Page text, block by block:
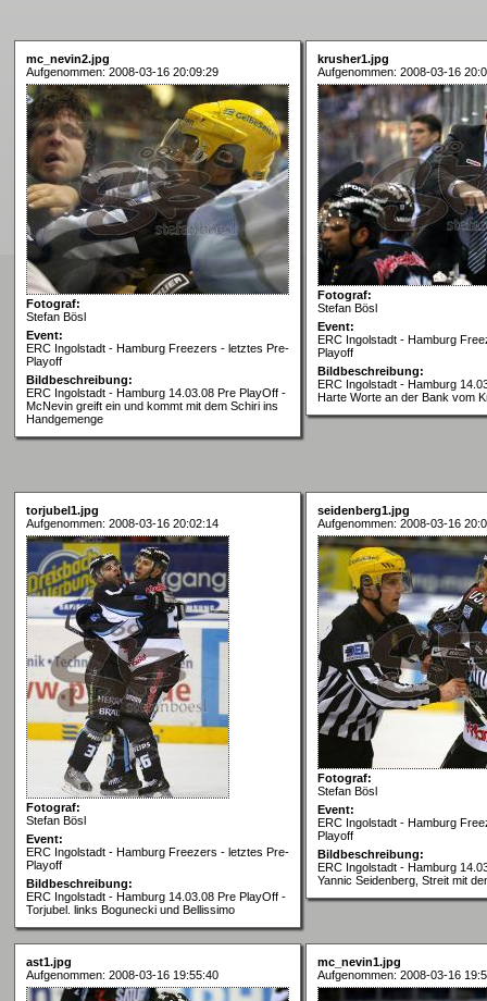
mc_nevin2.jpg
Aufgenommen: 2008-03-16 20:09:29
Fotograf:
Stefan Bösl
Event:
ERC Ingolstadt - Hamburg Freezers - letztes Pre-
Playoff
Bildbeschreibung:
ERC Ingolstadt - Hamburg 14.03.08 Pre PlayOff -
McNevin greift ein und kommt mit dem Schiri ins
Handgemenge
krusher1.jpg
Aufgenommen: 2008-03-16
Fotograf:
Stefan Bösl
Event:
ERC Ingolstadt - Hamburg
Playoff
Bildbeschreibung:
ERC Ingolstadt - Hamburg
Harte Worte an der Bank vom
torjubel1.jpg
Aufgenommen: 2008-03-16 20:02:14
Fotograf:
Stefan Bösl
Event:
ERC Ingolstadt - Hamburg Freezers - letztes Pre-
Playoff
Bildbeschreibung:
ERC Ingolstadt - Hamburg 14.03.08 Pre PlayOff -
Torjubel. links Bogunecki und Bellissimo
seidenberg1.jpg
Aufgenommen: 2008-03-16
Fotograf:
Stefan Bösl
Event:
ERC Ingolstadt - Hamburg
Playoff
Bildbeschreibung:
ERC Ingolstadt - Hamburg
Yannic Seidenberg, Streit mit
ast1.jpg
Aufgenommen: 2008-03-16 19:55:40
mc_nevin1.jpg
Aufgenommen: 2008-03-16